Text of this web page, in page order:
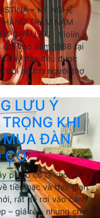
– KỸ NGHỆ
HÀNG TRĂM NĂM
CHÂU ÂU Violin
đời vào năm 1868 tại
cây đàn đều được
bởi những người thợ
LƯU Ý
KHI
MUA ĐÀN
CƠ
piano cơ là khoản
tiền bạc và thời gian.
rất dễ rơi vào cảnh:
– giá rẻ – nhưng chơi